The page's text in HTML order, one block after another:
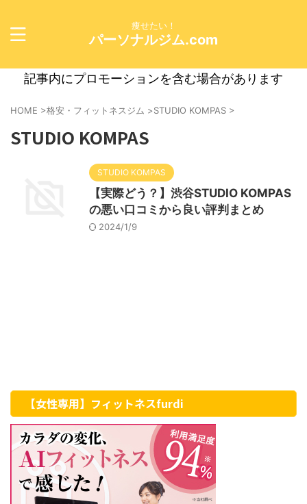
痩せたい！
パーソナルジム.com
記事内にプロモーションを含む場合があります
HOME >格安・フィットネスジム >STUDIO KOMPAS >
STUDIO KOMPAS
STUDIO KOMPAS
【実際どう？】渋谷STUDIO KOMPAS
の悪い口コミから良い評判まとめ
2024/1/9
【女性専用】フィットネスfurdi